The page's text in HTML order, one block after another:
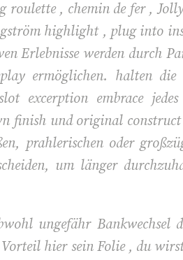
roulette , chemin de fer ,
highlight , plug into
Erlebnisse werden durch
ermöglichen. halten die
excerption embrace
finish und original construct
prahlerischen oder
um länger
ungefähr Bankwechsel
hier sein Folie , du